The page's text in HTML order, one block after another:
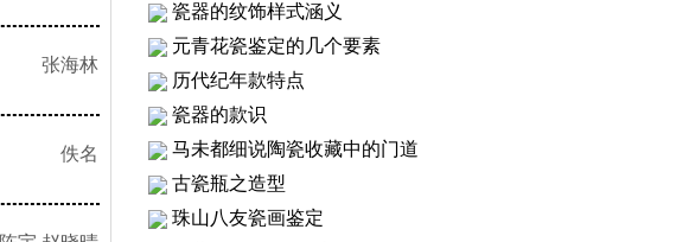
张海林
佚名
瓷器的纹饰样式涵义
元青花瓷鉴定的几个要素
历代纪年款特点
瓷器的款识
马未都细说陶瓷收藏中的门道
古瓷瓶之造型
珠山八友瓷画鉴定